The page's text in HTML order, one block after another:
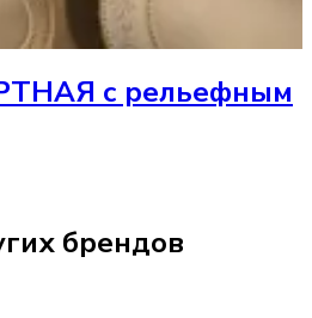
с рельефным
брендов